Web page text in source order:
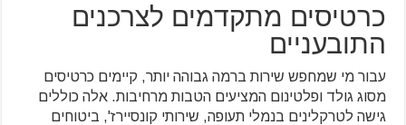
כרטיסים מתקדמים לצרכנים
התובעניים
עבור מי שמחפש שירות ברמה גבוהה יותר, קיימים כרטיסים
מסוג גולד ופלטינום המציעים הטבות מרחיבות. אלה כוללים
גישה לטרקלינים בנמלי תעופה, שירותי קונסיירז', ביטוחים